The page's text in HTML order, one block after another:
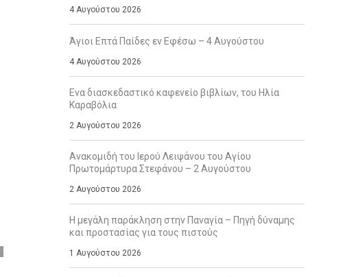
4 Αυγούστου 2026
Άγιοι Επτά Παίδες εν Εφέσω – 4 Αυγούστου
4 Αυγούστου 2026
Ενα διασκεδαστικό καφενείο βιβλίων, του Ηλία
Καραβόλια
2 Αυγούστου 2026
Ανακομιδή του Ιερού Λειψάνου του Αγίου
Πρωτομάρτυρα Στεφάνου – 2 Αυγούστου
2 Αυγούστου 2026
Η μεγάλη παράκληση στην Παναγία – Πηγή δύναμης
και προστασίας για τους πιστούς
1 Αυγούστου 2026